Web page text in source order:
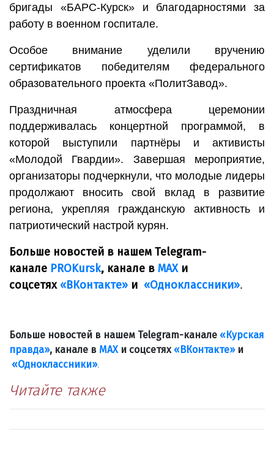
бригады «БАРС-Курск» и благодарностями за
работу в военном госпитале.
Особое внимание уделили вручению
сертификатов победителям федерального
образовательного проекта «ПолитЗавод».
Праздничная атмосфера церемонии
поддерживалась концертной программой, в
которой выступили партнёры и активисты
«Молодой Гвардии». Завершая мероприятие,
организаторы подчеркнули, что молодые лидеры
продолжают вносить свой вклад в развитие
региона, укрепляя гражданскую активность и
патриотический настрой курян.
Больше новостей в нашем Telegram-
канале PROKursk, канале в МАХи
соцсетях «ВКонтакте» и «Одноклассники».
Больше новостей в нашем Telegram-канале «Курская
правда», канале в МАХи соцсетях «ВКонтакте»и
«Одноклассники».
Читайте также